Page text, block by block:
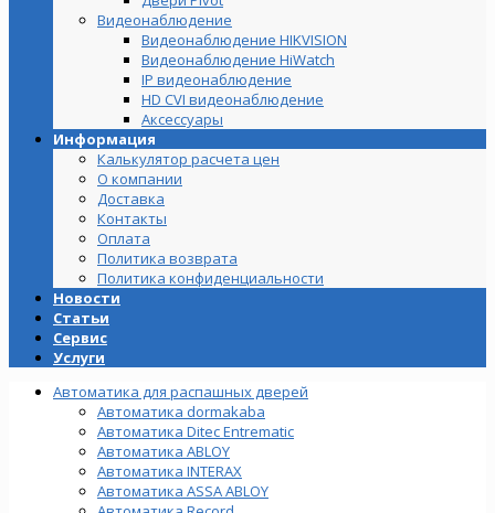
Видеонаблюдение
Видеонаблюдение HIKVISION
Видеонаблюдение HiWatch
IP видеонаблюдение
HD CVI видеонаблюдение
Аксессуары
Информация
Калькулятор расчета цен
О компании
Доставка
Контакты
Оплата
Политика возврата
Политика конфиденциальности
Новости
Статьи
Сервис
Услуги
Автоматика для распашных дверей
Автоматика dormakaba
Автоматика Ditec Entrematic
Автоматика ABLOY
Автоматика INTERAX
Автоматика ASSA ABLOY